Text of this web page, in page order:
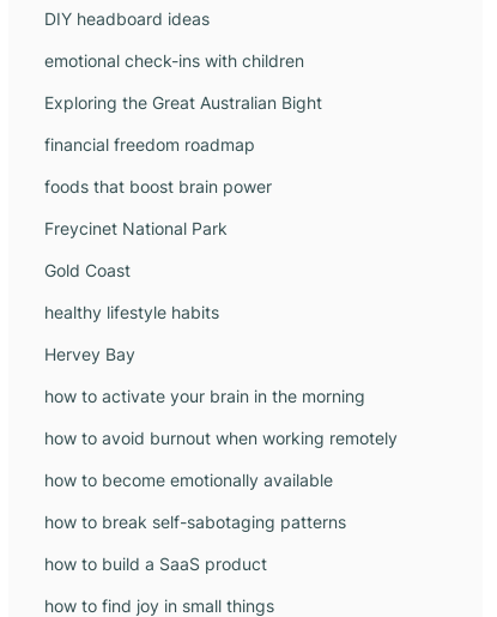
DIY headboard ideas
emotional check-ins with children
Exploring the Great Australian Bight
financial freedom roadmap
foods that boost brain power
Freycinet National Park
Gold Coast
healthy lifestyle habits
Hervey Bay
how to activate your brain in the morning
how to avoid burnout when working remotely
how to become emotionally available
how to break self-sabotaging patterns
how to build a SaaS product
how to find joy in small things